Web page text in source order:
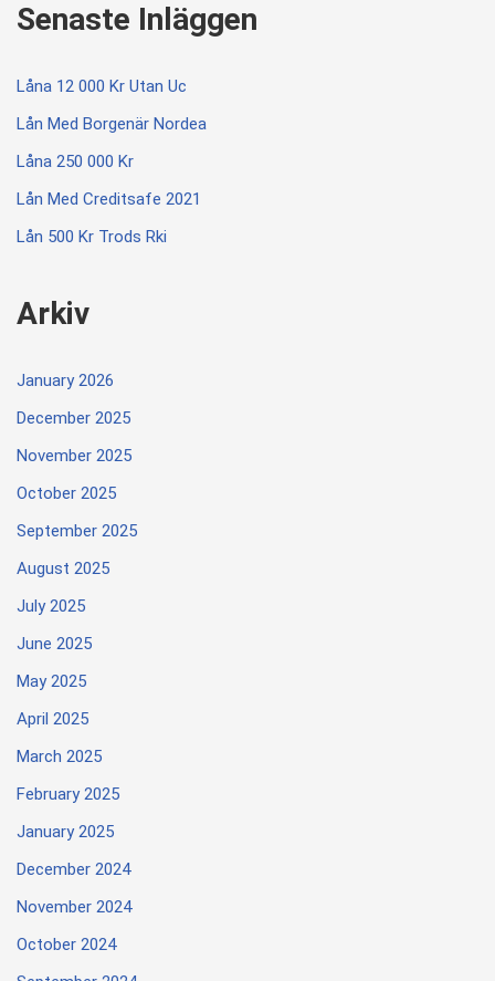
Senaste Inläggen
Låna 12 000 Kr Utan Uc
Lån Med Borgenär Nordea
Låna 250 000 Kr
Lån Med Creditsafe 2021
Lån 500 Kr Trods Rki
Arkiv
January 2026
December 2025
November 2025
October 2025
September 2025
August 2025
July 2025
June 2025
May 2025
April 2025
March 2025
February 2025
January 2025
December 2024
November 2024
October 2024